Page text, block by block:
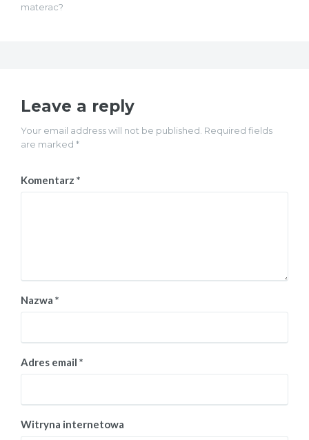
materac?
Leave a reply
Your email address will not be published. Required fields
are marked *
Komentarz *
Nazwa *
Adres email *
Witryna internetowa